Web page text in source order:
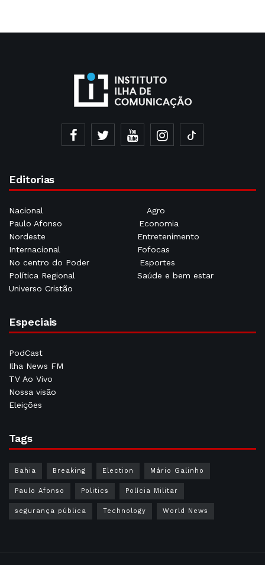
Editorias
Nacional
Agro
Paulo Afonso
Economia
Nordeste
Entretenimento
Internacional
Fofocas
No centro do Poder
Esportes
Política Regional
Saúde e bem estar
Universo Cristão
Especiais
PodCast
Ilha News FM
TV Ao Vivo
Nossa visão
Eleições
Tags
Bahia Breaking Election Mário Galinho
Paulo Afonso Politics Polícia Militar
segurança pública Technology World News